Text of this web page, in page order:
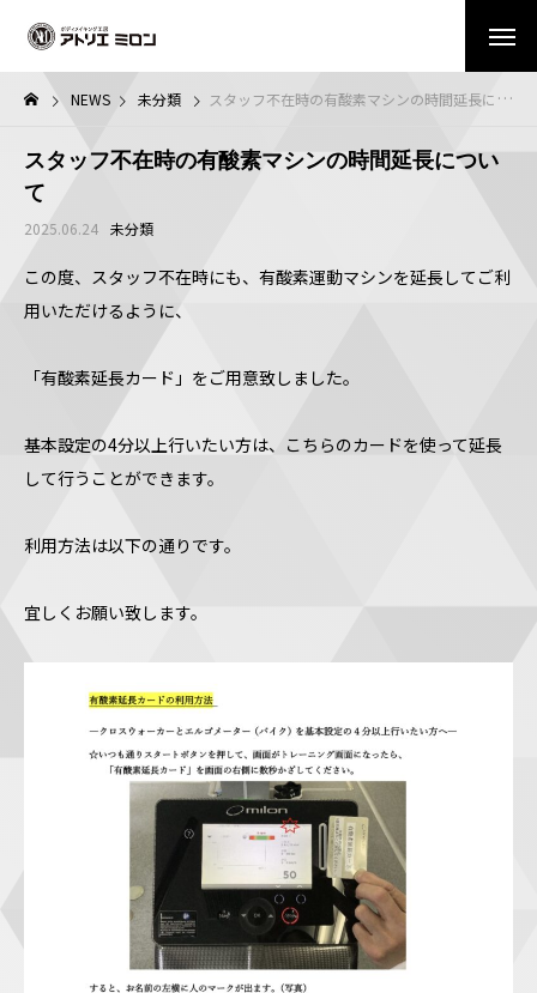
NEWS 未分類 スタッフ不在時の有酸素マシンの時間延長について
スタッフ不在時の有酸素マシンの時間延長につい
て
2025.06.24 未分類
この度、スタッフ不在時にも、有酸素運動マシンを延長してご利
用いただけるように、
「有酸素延長カード」をご用意致しました。
基本設定の4分以上行いたい方は、こちらのカードを使って延長
して行うことができます。
利用方法は以下の通りです。
宜しくお願い致します。